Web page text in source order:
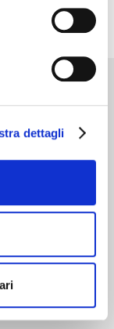
dettagli
Go Wine, € 26